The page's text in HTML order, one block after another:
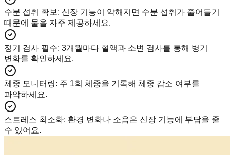
수분 섭취 확보 : 신장 기능이 약해지면 수분 섭취가 줄어들기
때문에 물을 자주 제공하세요.
정기 검사 필수: 3개월마다 혈액과 소변 검사를 통해 병기
변화를 확인하세요.
체중 모니터링: 주 1회 체중을 기록해 체중 감소 여부를
파악하세요.
스트레스 최소화: 환경 변화나 소음은 신장 기능에 부담을 줄
수 있어요.